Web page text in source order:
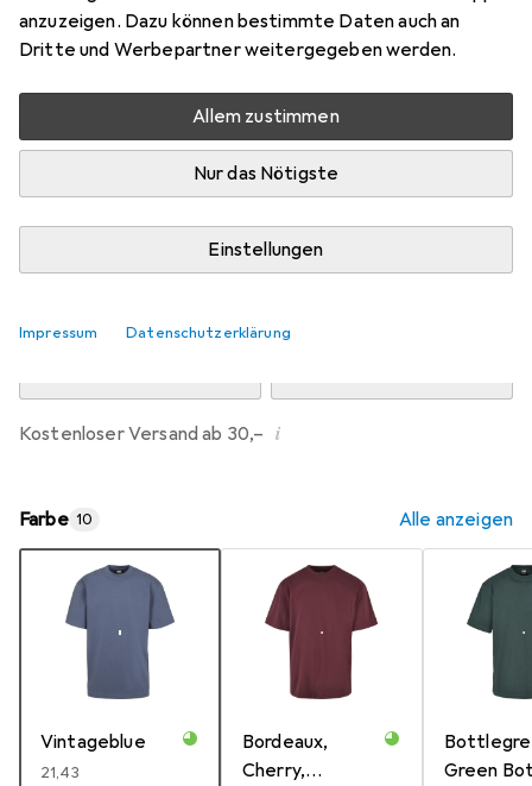
anzuzeigen. Dazu können bestimmte Daten auch an
Dritte und Werbepartner weitergegeben werden.
Allem zustimmen
Nur das Nötigste
Einstellungen
Impressum Datenschutzerklärung
21 Mehr von Urban Classics
Zwischen Do, 13.8. und Mo, 17.8. geliefert
Mehr als 10 Stück an Lager beim Drittanbieter
Lieferort angeben für genaue Lieferzeit
FR
Kostenloser Versand ab 30,– i
Farbe 10 Alle anzeigen
Vintageblue
EUR
21,43
Bordeaux,
Cherry,
Green